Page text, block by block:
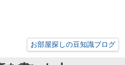
お部屋探しの豆知識ブログ